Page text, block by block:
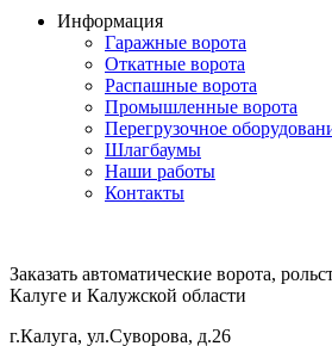
Информация
Гаражные ворота
Откатные ворота
Распашные ворота
Промышленные ворота
Перегрузочное
Шлагбаумы
Наши работы
Контакты
Заказать автоматические ворота,
Калуге и Калужской области
г.Калуга, ул.Суворова, д.26